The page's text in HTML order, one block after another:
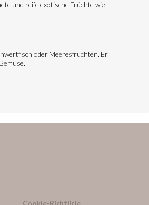
und reife exotische Früchte wie
oder Meeresfrüchten. Er
Cookie-Richtlinie